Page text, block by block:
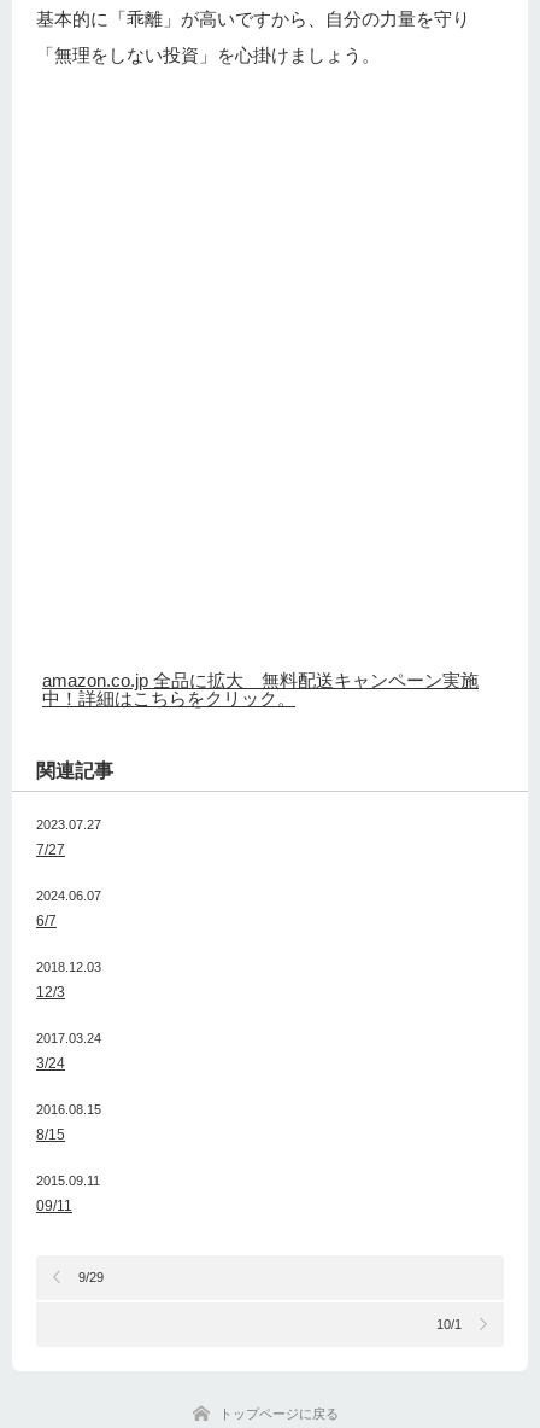
基本的に「乖離」が高いですから、自分の力量を守り
「無理をしない投資」を心掛けましょう。
amazon.co.jp 全品に拡大 無料配送キャンペーン実施
中！詳細はこちらをクリック。
関連記事
2023.07.27
7/27
2024.06.07
6/7
2018.12.03
12/3
2017.03.24
3/24
2016.08.15
8/15
2015.09.11
09/11
9/29
10/1
トップページに戻る